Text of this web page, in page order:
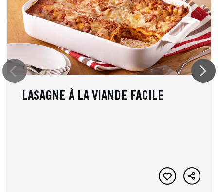
LASAGNE À LA VIANDE FACILE